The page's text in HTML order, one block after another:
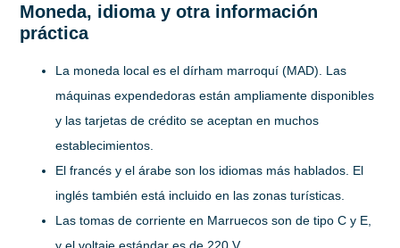
Moneda, idioma y otra información
práctica
La moneda local es el dírham marroquí (MAD). Las
máquinas expendedoras están ampliamente disponibles
y las tarjetas de crédito se aceptan en muchos
establecimientos.
El francés y el árabe son los idiomas más hablados. El
inglés también está incluido en las zonas turísticas.
Las tomas de corriente en Marruecos son de tipo C y E,